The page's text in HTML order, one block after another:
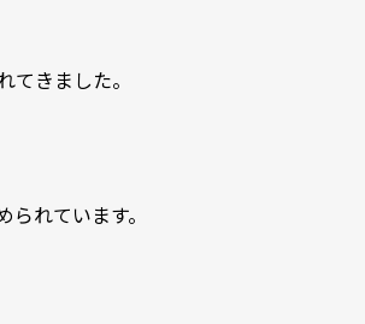
きました。
れています。